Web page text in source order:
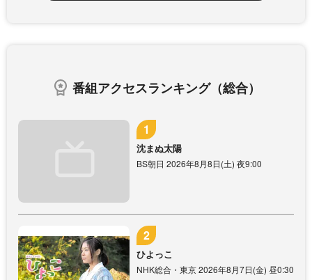
番組アクセスランキング（総合）
沈まぬ太陽
BS朝日 2026年8月8日(土) 夜9:00
ひよっこ
NHK総合・東京 2026年8月7日(金) 昼0:30